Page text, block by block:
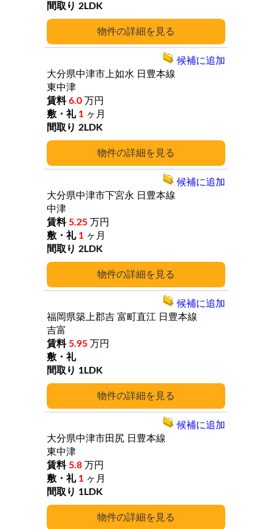
詳細
2LDK
詳細
大分県中津市上如水 日豊本線
東中津
6.0 万円
1 ヶ月
2LDK
候補に追加
詳細
大分県中津市下宮永 日豊本線
中津
5.25 万円
1 ヶ月
2LDK
候補に追加
詳細
福岡県築上郡吉 富町直江 日豊本線
吉富
5.95 万円
1LDK
候補に追加
詳細
大分県中津市田尻 日豊本線
東中津
5.8 万円
1 ヶ月
1LDK
候補に追加